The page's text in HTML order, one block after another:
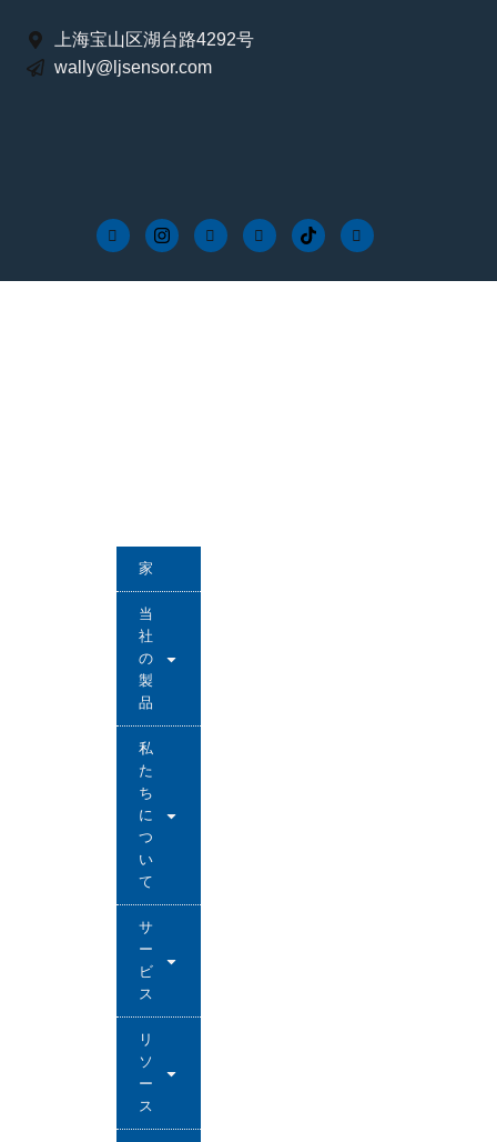
上海宝山区湖台路4292号
wally@ljsensor.com
家
当
社
の
製
品
私
た
ち
に
つ
い
て
サ
ー
ビ
ス
リ
ソ
ー
ス